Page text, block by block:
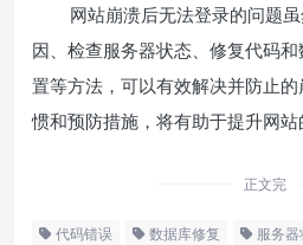
网站崩溃后无法登录的问题
因、检查服务器状态、修复代码
置等方法，可以有效解决并防止
惯和预防措施，将有助于提升网站
正文完
代码错误 数据库修复 服务器